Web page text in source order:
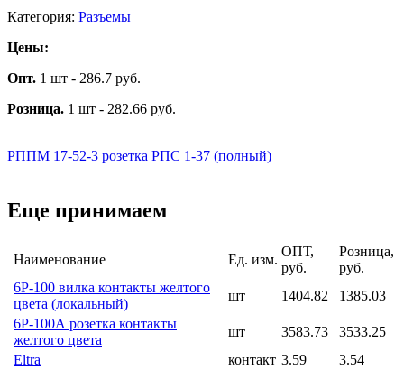
Категория: Разъемы
Цены:
Опт. 1 шт - 286.7 руб.
Розница. 1 шт - 282.66 руб.
РППМ 17-52-3 розетка РПС 1-37 (полный)
Еще принимаем
Наименование Ед. изм.
ОПТ,
руб.
Розница,
руб.
6Р-100 вилка контакты желтого
цвета (локальный)
шт 1404.82
1385.03
6Р-100А розетка контакты
желтого цвета
шт 3583.73
3533.25
Eltra
контакт 3.59
3.54